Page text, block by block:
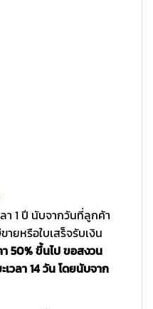
า 1 ปี นับจากวันที่ลูกค้า
ยหรือใบเสร็จรับเงิน
50% ขึ้นไป ขอสงวน
วลา 14 วัน โดยนับจาก